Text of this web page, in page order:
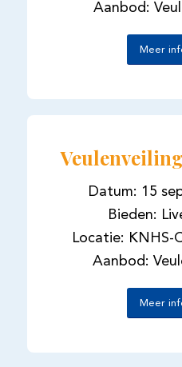
Aanbod:
Meer
Datum: 15
Bieden:
Locatie: KNHS-
Aanbod:
Meer